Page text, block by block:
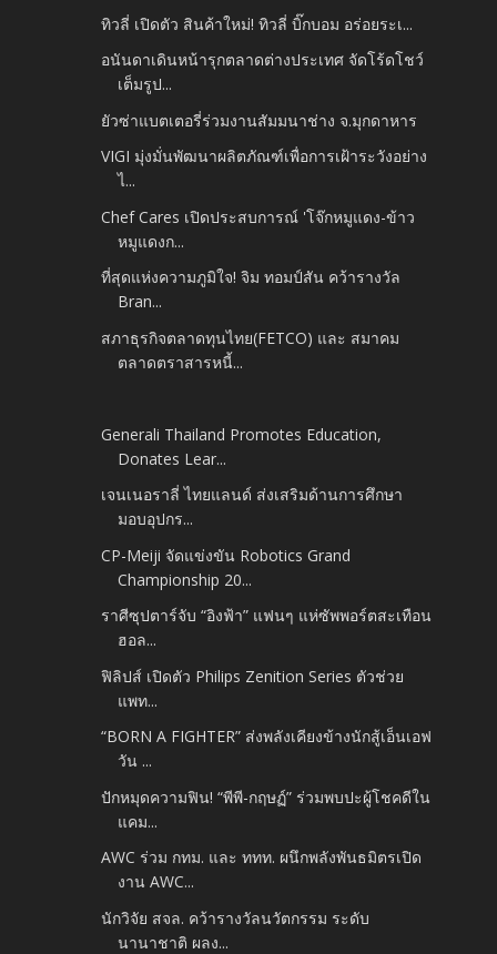
ทิวลี่ เปิดตัว สินค้าใหม่! ทิวลี่ บิ๊กบอม อร่อยระเ...
อนันดาเดินหน้ารุกตลาดต่างประเทศ จัดโร้ดโชว์
เต็มรูป...
ยัวซ่าแบตเตอรี่ร่วมงานสัมมนาช่าง จ.มุกดาหาร
VIGI มุ่งมั่นพัฒนาผลิตภัณฑ์เพื่อการเฝ้าระวังอย่าง
ไ...
Chef Cares เปิดประสบการณ์ 'โจ๊กหมูแดง-ข้าว
หมูแดงก...
ที่สุดแห่งความภูมิใจ! จิม ทอมป์สัน คว้ารางวัล
Bran...
สภาธุรกิจตลาดทุนไทย(FETCO) และ สมาคม
ตลาดตราสารหนี้...
Generali Thailand Promotes Education,
Donates Lear...
เจนเนอราลี่ ไทยแลนด์ ส่งเสริมด้านการศึกษา
มอบอุปกร...
CP-Meiji จัดแข่งขัน Robotics Grand
Championship 20...
ราศีซุปตาร์จับ “อิงฟ้า” แฟนๆ แห่ซัพพอร์ตสะเทือน
ฮอล...
ฟิลิปส์ เปิดตัว Philips Zenition Series ตัวช่วย
แพท...
“BORN A FIGHTER” ส่งพลังเคียงข้างนักสู้เอ็นเอฟ
วัน ...
ปักหมุดความฟิน! “พีพี-กฤษฏ์” ร่วมพบปะผู้โชคดีใน
แคม...
AWC ร่วม กทม. และ ททท. ผนึกพลังพันธมิตรเปิด
งาน AWC...
นักวิจัย สจล. คว้ารางวัลนวัตกรรม ระดับ
นานาชาติ ผลง...